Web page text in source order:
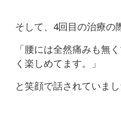
そして、4回目の治療の
「腰には全然痛みも無
く楽しめてます。」
と笑顔で話されていまし